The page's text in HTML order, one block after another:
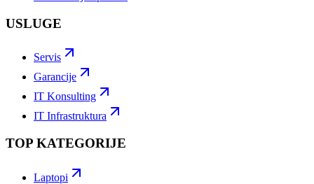
USLUGE
Servis
Garancije
IT Konsulting
IT Infrastruktura
TOP KATEGORIJE
Laptopi